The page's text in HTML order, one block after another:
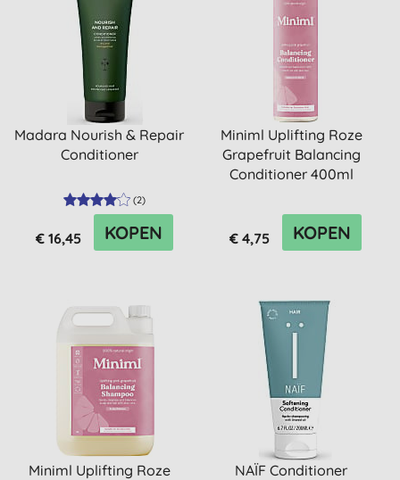
Madara Nourish & Repair
Conditioner
(2)
€ 16,45 KOPEN
Miniml Uplifting Roze
Grapefruit Balancing
Conditioner 400ml
€ 4,75 KOPEN
Miniml Uplifting Roze
NAÏF Conditioner